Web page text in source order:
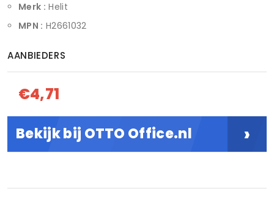
Merk : Helit
MPN : H2661032
AANBIEDERS
€4,71
Bekijk bij OTTO Office.nl ›